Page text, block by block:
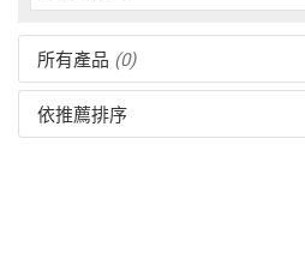
所有產品 (0)
依推薦排序